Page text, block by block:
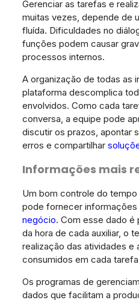
Gerenciar as tarefas e
muitas vezes, depende de
fluída. Dificuldades no
funções podem causar
processos internos.
A organização de todas as
plataforma descomplica
envolvidos. Como cada
conversa, a equipe pode
discutir os prazos, apontar
erros e compartilhar
Informações mais
Um bom controle do
pode fornecer informações
negócio. Com esse dado é
da hora de cada auxiliar, o
realização das atividades e
consumidos em cada
Os programas de
dados que facilitam a